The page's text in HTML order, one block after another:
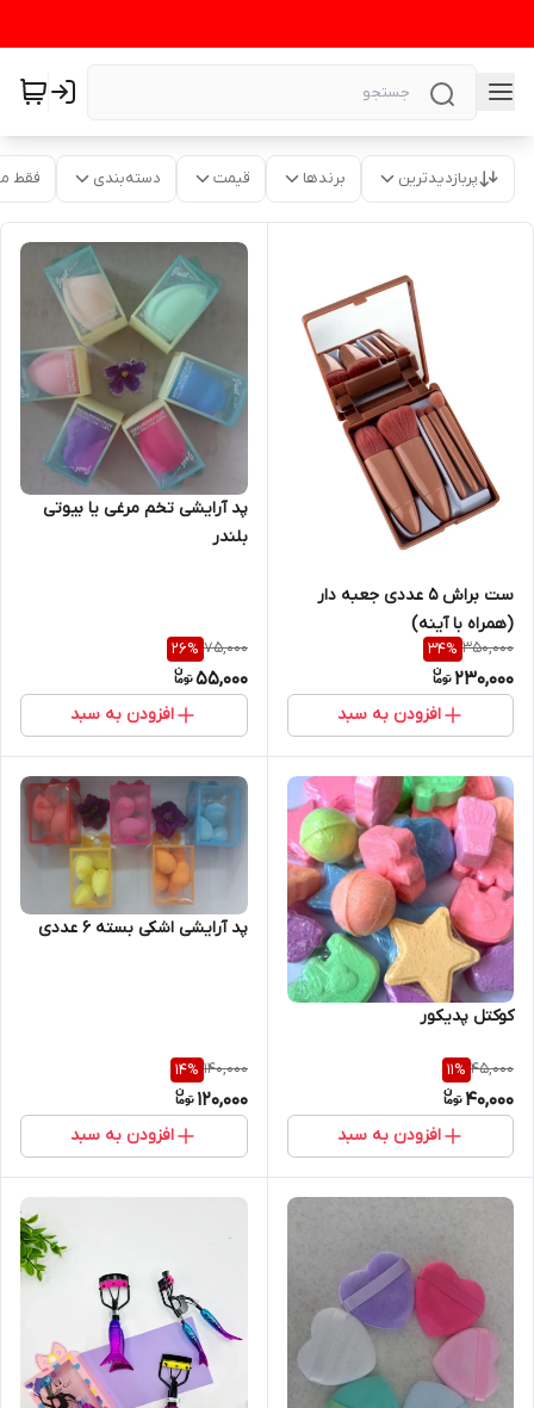
پربازدیدترین برندها قیمت دسته‌بندی فقط
ست براش ۵ عددی جعبه دار
(همراه با آینه)
350,000
34%
230,000
افزودن به سبد
پد آرایشی تخم مرغی یا بیوتی
بلندر
75,000
26%
55,000
افزودن به سبد
کوکتل پدیکور
45,000
11%
40,000
افزودن به سبد
پد آرایشی اشکی بسته 6 عددی
140,000
14%
120,000
افزودن به سبد